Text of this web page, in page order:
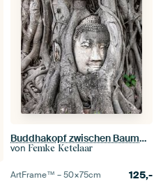
Buddhakopf zwischen Baumwurzeln, Ayyuthaya
von Femke Ketelaar
ArtFrame™ –50×75cm 125,-